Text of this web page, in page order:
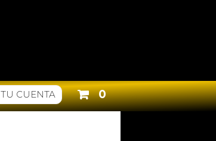
0
TU CUENTA